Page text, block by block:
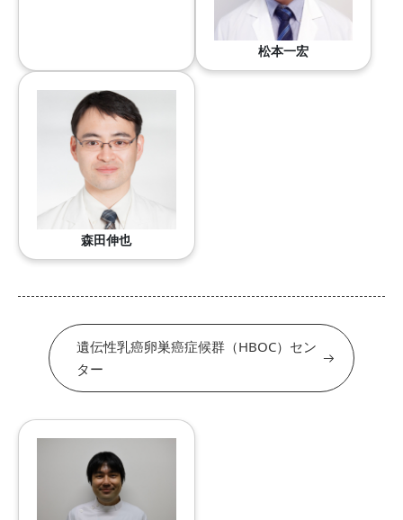
松本一宏
森田伸也
遺伝性乳癌卵巣癌症候群（HBOC）セン
ター